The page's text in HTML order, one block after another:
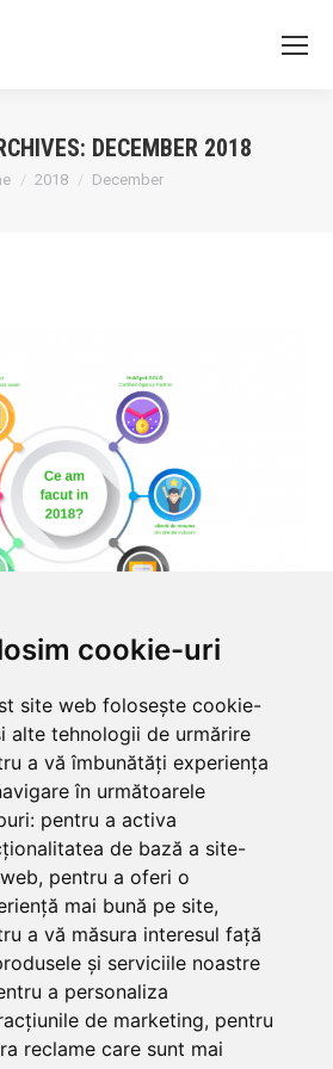
cookie-uri
site web folosește cookie-
alte tehnologii de urmărire
a vă îmbunătăți experiența
în următoarele
pentru a activa
de bază a site-
, pentru a oferi o
mai bună pe site,
a vă măsura interesul față
și serviciile noastre
a personaliza
de marketing, pentru
reclame care sunt mai
DECEMBER 2018
here:
2018 December
– cum a fost 2018
Flavia Vulpe
Leave a comment
anului, asa ca tragem linie si
din 2018. Pentru web2lead,
Plin de reusite, dar si de
lansate de clientii nostri. Am
pariuri ca online-ul este cel mai
de